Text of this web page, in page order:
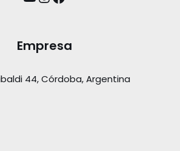
Empresa
44, Córdoba, Argentina